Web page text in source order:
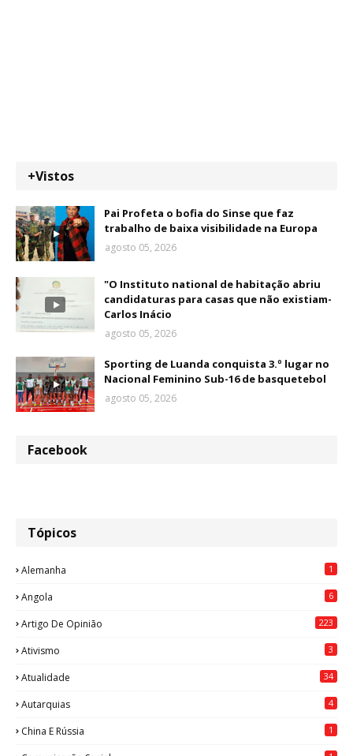
+Vistos
Pai Profeta o bofia do Sinse que faz
trabalho de baixa visibilidade na Europa
agosto 05, 2026
"O Instituto national de habitação abriu
candidaturas para casas que não existiam-
Carlos Inácio
agosto 05, 2026
Sporting de Luanda conquista 3.º lugar no
Nacional Feminino Sub-16 de basquetebol
agosto 05, 2026
Facebook
Tópicos
Alemanha 1
Angola 6
Artigo De Opinião 223
Ativismo 3
Atualidade 34
Autarquias 4
China E Rússia 1